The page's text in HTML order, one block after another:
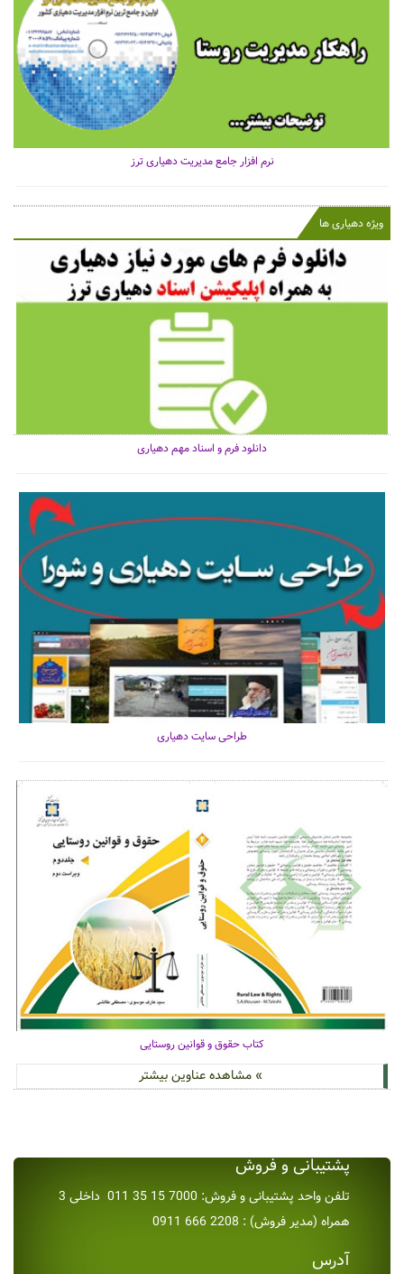
نرم افزار جامع مدیریت دهیاری ترز
ویژه دهیاری ها
دانلود فرم و اسناد مهم دهیاری
طراحی سایت دهیاری
کتاب حقوق و قوانین روستایی
» مشاهده عناوین بیشتر
پشتیبانی و فروش
تلفن واحد پشتیبانی و فروش: 7000 15 35 011 داخلی 3
همراه (مدیر فروش) : 2208 666 0911
آدرس